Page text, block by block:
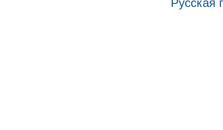
Русская